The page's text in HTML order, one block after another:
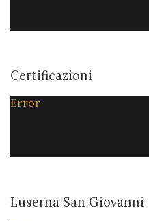
Certificazioni
Error
Luserna San Giovanni